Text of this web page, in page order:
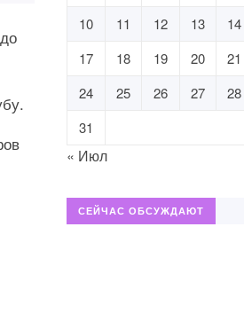
10
11 12 13 14
17
18 19 20 21
24
25 26 27 28
31
« Июл
СЕЙЧАС ОБСУЖДАЮТ